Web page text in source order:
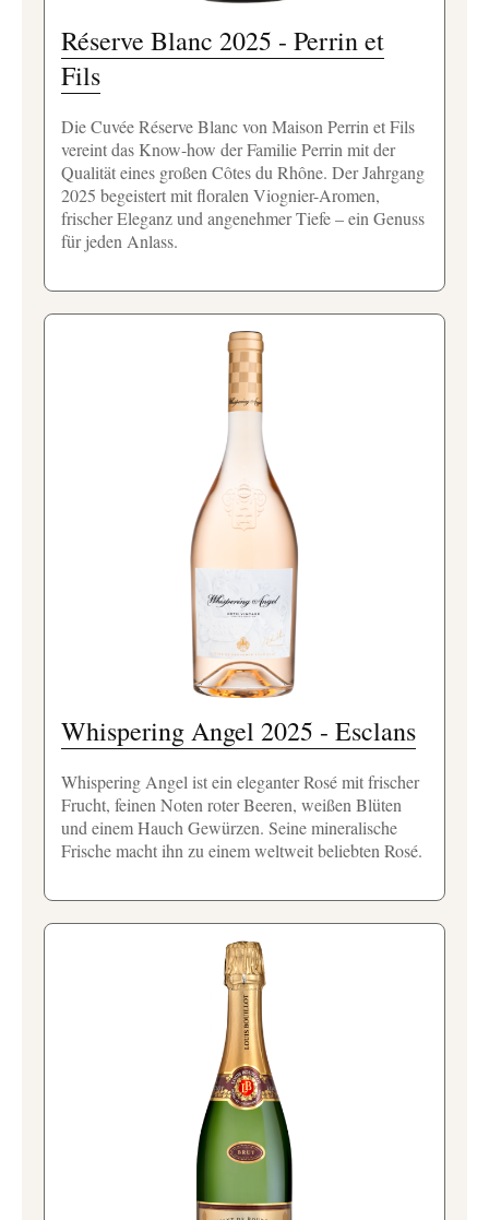
Réserve Blanc 2025 - Perrin et
Fils
Die Cuvée Réserve Blanc von Maison Perrin et Fils
vereint das Know-how der Familie Perrin mit der
Qualität eines großen Côtes du Rhône. Der Jahrgang
2025 begeistert mit floralen Viognier-Aromen,
frischer Eleganz und angenehmer Tiefe – ein Genuss
für jeden Anlass.
Whispering Angel 2025 - Esclans
Whispering Angel ist ein eleganter Rosé mit frischer
Frucht, feinen Noten roter Beeren, weißen Blüten
und einem Hauch Gewürzen. Seine mineralische
Frische macht ihn zu einem weltweit beliebten Rosé.